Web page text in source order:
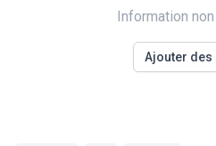
Information
Ajouter des